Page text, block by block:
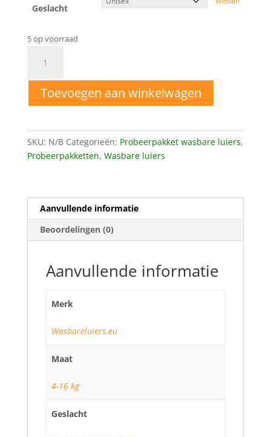
Geslacht
5 op voorraad
wasbare
luiers
aantal
Toevoegen aan winkelwagen
SKU: N/B Categorieën: Probeerpakket wasbare luiers,
Probeerpakketten, Wasbare luiers
Aanvullende informatie
Beoordelingen (0)
Aanvullende informatie
Merk
Wasbareluiers.eu
Maat
4-16 kg
Geslacht